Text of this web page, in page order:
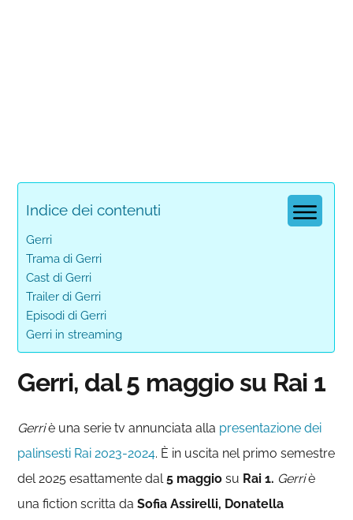
Indice dei contenuti
Gerri
Trama di Gerri
Cast di Gerri
Trailer di Gerri
Episodi di Gerri
Gerri in streaming
Gerri, dal 5 maggio su Rai 1
Gerriè una serie tv annunciata alla presentazione dei
palinsesti Rai 2023-2024. È in uscita nel primo semestre
del 2025 esattamente dal5 maggio su Rai 1. Gerriè
una fiction scritta daSofia Assirelli, Donatella